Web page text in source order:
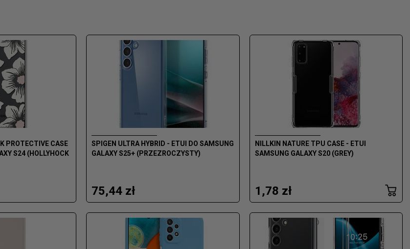
PROTECTIVE CASE
S24 (HOLLYHOCK
SPIGEN ULTRA HYBRID - ETUI DO SAMSUNG
GALAXY S25+ (PRZEZROCZYSTY)
75,44 zł
NILLKIN NATURE TPU CASE - ETUI
SAMSUNG GALAXY S20 (GREY)
1,78 zł